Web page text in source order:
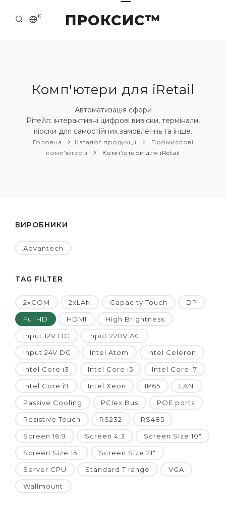
ПРОКСИС™
UK
ПРО НАС
ПРИКЛАДИ ТА РІШЕННЯ
КАТАЛОГ ПРОДУКЦІЇ
Комп'ютери для iRetail
Автоматизація сфери
Рітейл: інтерактивні цифрові вивіски, термінали,
кіоски для самостійних замовленнь та інше.
Головна Каталог продукції
Промислові
комп'ютери
Комп'ютери для iRetail
ВИРОБНИКИ
Advantech
TAG FILTER
2xCOM 2xLAN Capacity Touch DP
FullHD HDMI High Brightness
Input 12V DC Input 220V AC
Input 24V DC Intel Atom Intel Celeron
Intel Core i3 Intel Core i5 Intel Core i7
Intel Core i9 Intel Xeon IP65 LAN
Passive Cooling PCIex Bus POE ports
Resistive Touch RS232 RS485
Screen 16:9 Screen 4:3 Screen Size 10"
Screen Size 15" Screen Size 21"
Server CPU Standard T range VGA
Wallmount